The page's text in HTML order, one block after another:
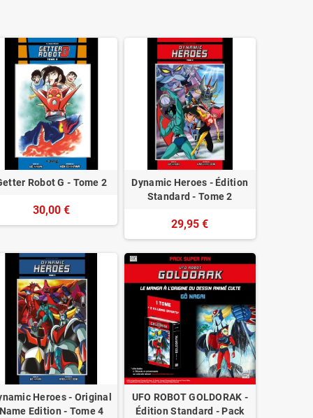
Robot G - Tome 2
30,00 €
Dynamic Heroes - Édition
Standard - Tome 2
29,95 €
Heroes - Original
Name Edition - Tome 4
UFO ROBOT GOLDORAK -
Édition Standard - Pack